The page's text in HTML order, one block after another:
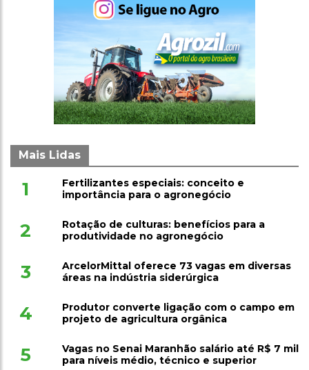
Mais Lidas
1
Fertilizantes especiais: conceito e
importância para o agronegócio
2
Rotação de culturas: benefícios para a
produtividade no agronegócio
3
ArcelorMittal oferece 73 vagas em diversas
áreas na indústria siderúrgica
4
Produtor converte ligação com o campo em
projeto de agricultura orgânica
5
Vagas no Senai Maranhão salário até R$ 7 mil
para níveis médio, técnico e superior